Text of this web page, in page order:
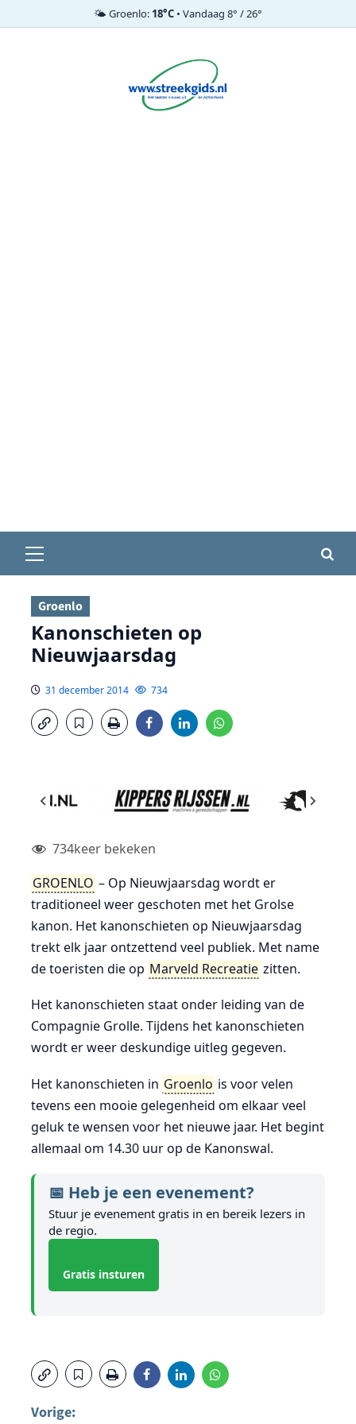
🌤️ Groenlo: 18°C • Vandaag 8° / 26°
menu
Groenlo
Kanonschieten op
Nieuwjaarsdag
31 december 2014 734
734keer bekeken
GROENLO – Op Nieuwjaarsdag wordt er
traditioneel weer geschoten met het Grolse
kanon. Het kanonschieten op Nieuwjaarsdag
trekt elk jaar ontzettend veel publiek. Met name
de toeristen die op Marveld Recreatie zitten.
Het kanonschieten staat onder leiding van de
Compagnie Grolle. Tijdens het kanonschieten
wordt er weer deskundige uitleg gegeven.
Het kanonschieten in Groenlo is voor velen
tevens een mooie gelegenheid om elkaar veel
geluk te wensen voor het nieuwe jaar. Het begint
allemaal om 14.30 uur op de Kanonswal.
📅 Heb je een evenement?
Stuur je evenement gratis in en bereik lezers in
de regio.
Gratis insturen
Vorige: